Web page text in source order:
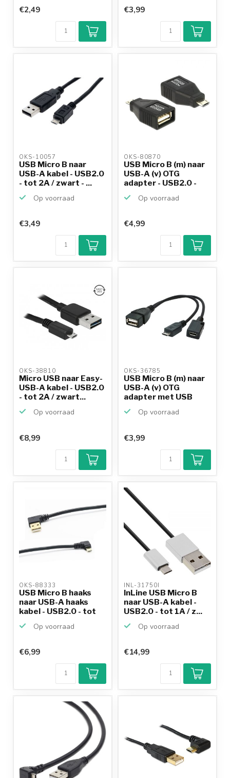
€2,49 €3,99
OKS-10057
USB Micro B naar
USB-A kabel - USB2.0
- tot 2A / zwart - ...
Op voorraad
€3,49
OKS-80870
USB Micro B (m) naar
USB-A (v) OTG
adapter - USB2.0 -
Op voorraad
€4,99
OKS-38810
Micro USB naar Easy-
USB-A kabel - USB2.0
- tot 2A / zwart...
Op voorraad
€8,99
OKS-36785
USB Micro B (m) naar
USB-A (v) OTG
adapter met USB
Op voorraad
€3,99
OKS-88333
USB Micro B haaks
naar USB-A haaks
kabel - USB2.0 - tot
Op voorraad
€6,99
INL-31750I
InLine USB Micro B
naar USB-A kabel -
USB2.0 - tot 1A / z...
Op voorraad
€14,99